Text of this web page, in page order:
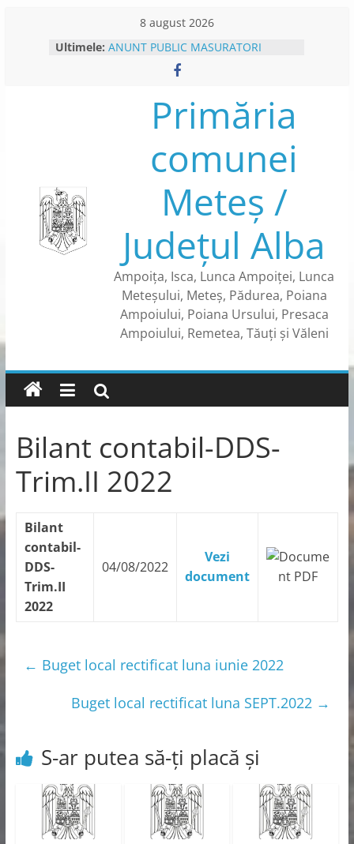
8 august 2026
Ultimele: ANUNT PUBLIC MASURATORI
CADASTRU SISTEMATIC- CAMPANIE
DE COLECTARE DATE – IN
SI NR. 123 DIN SATUL PRESACA
AMPOIULUI
ANUNT INTERVENTII DEZINSECTIE
ANUNT COLECTARE DATE
CADASTRU SISTEMATIC – SECTOR
CADASTRAL NR.84 DIN SATUL
BENEFICII CARTE DE IDENTITATE
ELECTRONICA
Primăria
comunei
Meteș /
Județul Alba
Ampoița, Isca, Lunca Ampoiței, Lunca
Meteșului, Meteș, Pădurea, Poiana
Ampoiului, Poiana Ursului, Presaca
Ampoiului, Remetea, Tăuți și Văleni
Bilant contabil-DDS-
Trim.II 2022
Bilant
contabil-
DDS-
Trim.II
2022
04/08/2022
Vezi
document
← Buget local rectificat luna iunie 2022
Buget local rectificat luna SEPT.2022 →
S-ar putea să-ți placă și